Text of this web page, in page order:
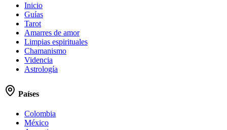
Inicio
Guías
Tarot
Amarres de amor
Limpias espirituales
Chamanismo
Videncia
Astrología
Países
Colombia
México